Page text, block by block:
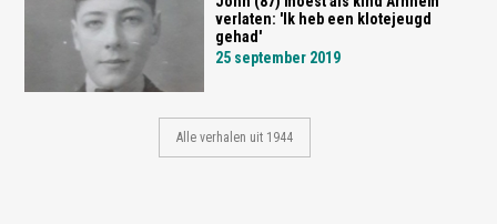
verlaten: 'Ik heb een klotejeugd
gehad'
25 september 2019
Alle verhalen uit 1944